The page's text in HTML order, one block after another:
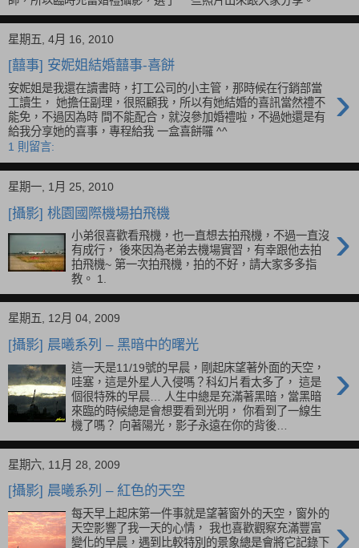
底在新竹卡爾登飯店的喜宴， 恭喜他進入人生的另
一個階段。 因為新郎沒有事先跟我說沒有請攝影
師，所以臨時充當婚禮攝影，選了 一些照片出來跟大家分享。
星期五, 4月 16, 2010
[囍事] 安妮姐結婚囍事-喜餅
安妮姐是我還在讀書時，打工公司的小主管，那時候在行銷部當
工讀生， 她擔任副理，很照顧我，所以有她結婚的喜訊當然禮不
給我分享她的喜事，專程給我 一盒喜餅囉 ^^
1 則留言:
星期一, 1月 25, 2010
[攝影] 桃園國際機場拍飛機
›
小弟很喜歡看飛機，也一直想去拍飛機，不過一直沒
有成行， 後來因為老弟去機場實習，有幸跟他去拍
教。 1.
星期五, 12月 04, 2009
[攝影] 晨曦系列 – 黑暗中的曙光
這一天是11/19號的早晨，剛起床望著外面的天空，
哇塞，這是外星人入侵嗎？科幻片看太多了， 這是
個很特殊的早晨… 人生中總是充滿著黑暗，當黑暗
來臨的時候總是會想要看到光明， 你看到了一線生
機了嗎？ 向著陽光，影子永遠在你的背後…
星期六, 11月 28, 2009
[攝影] 晨曦系列 – 紅色的天空